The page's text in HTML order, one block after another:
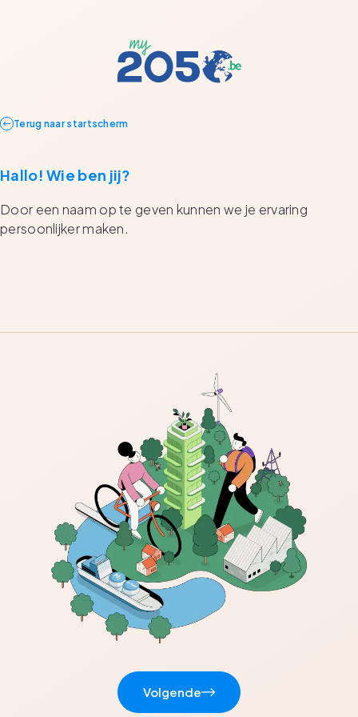
Terug naar startscherm
Hallo! Wie ben jij?
Door een naam op te geven kunnen we je ervaring
persoonlijker maken.
Volgende